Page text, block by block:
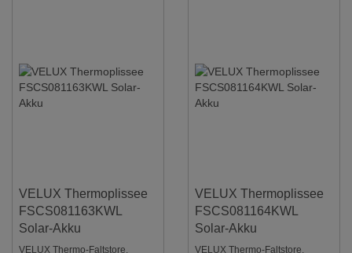
VELUX Thermoplissee
FSCS081163KWL
Solar-Akku
VELUX Thermo-Faltstore,
VELUX Thermoplissee
FSCS081164KWL
Solar-Akku
VELUX Thermo-Faltstore,